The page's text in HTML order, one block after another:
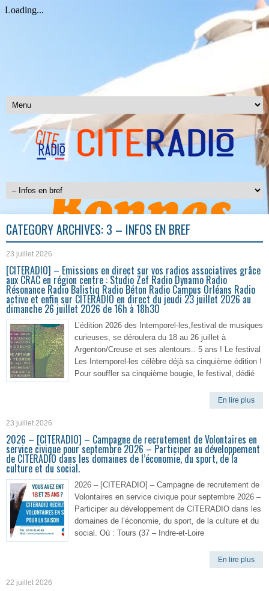
CATEGORY ARCHIVES: 3 – INFOS EN BREF
23 juillet 2026
[CITERADIO] – Emissions en direct sur vos radios associatives grâce
aux CRAC en région centre : Studio Zef Radio Dynamo Radio
Résonance Radio Balistiq Radio Béton Radio Campus Orléans Radio
active et enfin sur CITERADIO en direct du jeudi 23 juillet 2026 au
dimanche 26 juillet 2026 de 16h à 18h30
L’édition 2026 des Intemporel-les,festival de musiques
curieuses, se déroulera du 18 au 26 juillet à
Argenton/Creuse et ses alentours.. 5 ans ! Le festival
Les Intemporel-les célèbre déjà sa cinquième édition !
Pour souffler sa cinquième bougie, le festival, dédié
En lire plus
23 juillet 2026
2026 – [CITERADIO] – Campagne de recrutement de Volontaires en
service civique pour septembre 2026 – Participer au développement
de CITERADIO dans les domaines de l’économie, du sport, de la
culture et du social.
2026 – [CITERADIO] – Campagne de recrutement de
Volontaires en service civique pour septembre 2026 –
Participer au développement de CITERADIO dans les
domaines de l’économie, du sport, de la culture et du
social. Où : Tours (37 – Indre-et-Loire
En lire plus
22 juillet 2026